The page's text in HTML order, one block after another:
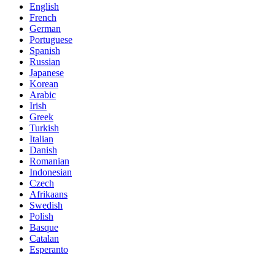
English
French
German
Portuguese
Spanish
Russian
Japanese
Korean
Arabic
Irish
Greek
Turkish
Italian
Danish
Romanian
Indonesian
Czech
Afrikaans
Swedish
Polish
Basque
Catalan
Esperanto